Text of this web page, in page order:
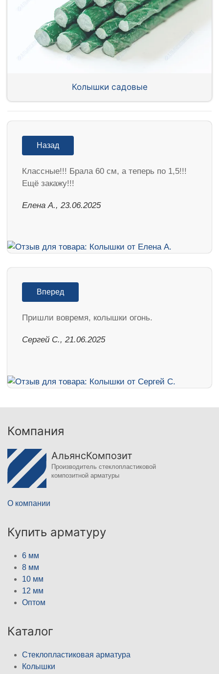
Колышки садовые
Назад
Классные!!! Брала 60 см, а теперь по 1,5!!!
Ещё закажу!!!
Елена А., 23.06.2025
Вперед
Пришли вовремя, колышки огонь.
Сергей С., 21.06.2025
Компания
АльянсКомпозит
Производитель стеклопластиковой
композитной арматуры
О компании
Купить арматуру
6 мм
8 мм
10 мм
12 мм
Оптом
Каталог
Стеклопластиковая арматура
Колышки